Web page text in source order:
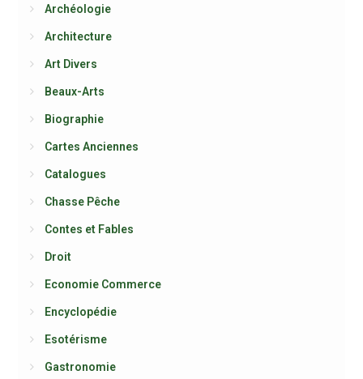
Archéologie
Architecture
Art Divers
Beaux-Arts
Biographie
Cartes Anciennes
Catalogues
Chasse Pêche
Contes et Fables
Droit
Economie Commerce
Encyclopédie
Esotérisme
Gastronomie